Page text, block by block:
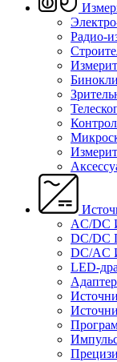
Радио-
Бинокли
AC/DC
DC/DC
DC/AC
LED-